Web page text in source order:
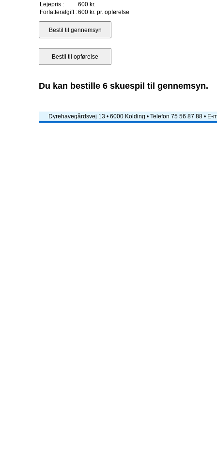
Lejepris :
600 kr.
Forfatterafgift :600 kr. pr. opførelse
Du kan bestille 6 skuespil til gennemsyn.
Dyrehavegårdsvej 13 • 6000 Kolding • Telefon 75 56 87 88 • E-